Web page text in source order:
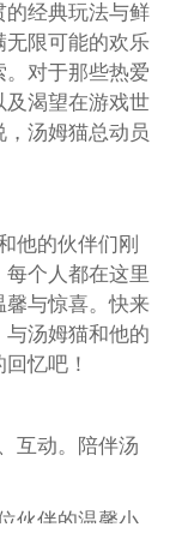
的经典玩法与鲜
无限可能的欢乐
对于那些热爱
及渴望在游戏世
汤姆猫总动员
他的伙伴们刚
个人都在这里
馨与惊喜。快来
汤姆猫和他的
忆吧！
互动。陪伴汤
伙伴的温馨小